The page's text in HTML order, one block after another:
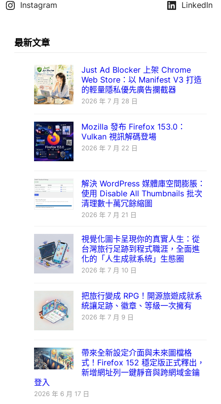
Instagram
LinkedIn
最新文章
Just Ad Blocker 上架 Chrome
Web Store：以 Manifest V3 打造
的輕量隱私優先廣告攔截器
2026 年 7 月 28 日
Mozilla 發布 Firefox 153.0：
Vulkan 視訊解碼登場
2026 年 7 月 22 日
解決 WordPress 媒體庫空間膨脹：
使用 Disable All Thumbnails 批次
清理數十萬冗餘縮圖
2026 年 7 月 21 日
視覺化圖卡呈現你的真實人生：從
台灣旅行足跡到程式職涯，全面進
化的「人生成就系統」生態圈
2026 年 7 月 10 日
把旅行變成 RPG！開源旅遊成就系
統讓足跡、徽章、等級一次擁有
2026 年 7 月 9 日
帶來全新設定介面與未來圖檔格
式！Firefox 152 穩定版正式釋出，
新增網址列一鍵靜音與跨網域金鑰
登入
2026 年 6 月 17 日